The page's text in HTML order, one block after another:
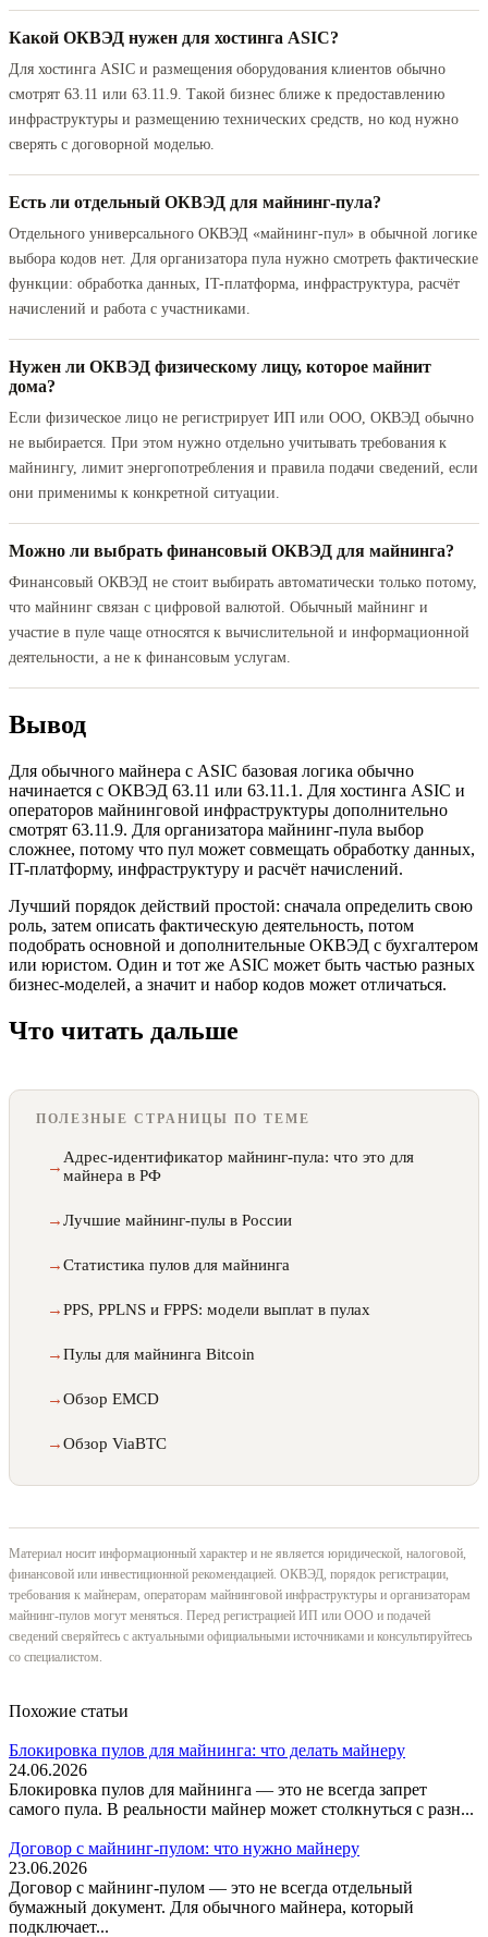
Какой ОКВЭД нужен для хостинга ASIC?
Для хостинга ASIC и размещения оборудования клиентов обычно
смотрят 63.11 или 63.11.9. Такой бизнес ближе к предоставлению
инфраструктуры и размещению технических средств, но код нужно
сверять с договорной моделью.
Есть ли отдельный ОКВЭД для майнинг-пула?
Отдельного универсального ОКВЭД «майнинг-пул» в обычной логике
выбора кодов нет. Для организатора пула нужно смотреть фактические
функции: обработка данных, IT-платформа, инфраструктура, расчёт
начислений и работа с участниками.
Нужен ли ОКВЭД физическому лицу, которое майнит
дома?
Если физическое лицо не регистрирует ИП или ООО, ОКВЭД обычно
не выбирается. При этом нужно отдельно учитывать требования к
майнингу, лимит энергопотребления и правила подачи сведений, если
они применимы к конкретной ситуации.
Можно ли выбрать финансовый ОКВЭД для майнинга?
Финансовый ОКВЭД не стоит выбирать автоматически только потому,
что майнинг связан с цифровой валютой. Обычный майнинг и
участие в пуле чаще относятся к вычислительной и информационной
деятельности, а не к финансовым услугам.
Вывод
Для обычного майнера с ASIC базовая логика обычно
начинается с ОКВЭД 63.11 или 63.11.1. Для хостинга ASIC и
операторов майнинговой инфраструктуры дополнительно
смотрят 63.11.9. Для организатора майнинг-пула выбор
сложнее, потому что пул может совмещать обработку данных,
IT-платформу, инфраструктуру и расчёт начислений.
Лучший порядок действий простой: сначала определить свою
роль, затем описать фактическую деятельность, потом
подобрать основной и дополнительные ОКВЭД с бухгалтером
или юристом. Один и тот же ASIC может быть частью разных
бизнес-моделей, а значит и набор кодов может отличаться.
Что читать дальше
ПОЛЕЗНЫЕ СТРАНИЦЫ ПО ТЕМЕ
Адрес-идентификатор майнинг-пула: что это для
майнера в РФ
Лучшие майнинг-пулы в России
Статистика пулов для майнинга
PPS, PPLNS и FPPS: модели выплат в пулах
Пулы для майнинга Bitcoin
Обзор EMCD
Обзор ViaBTC
Материал носит информационный характер и не является юридической, налоговой,
финансовой или инвестиционной рекомендацией. ОКВЭД, порядок регистрации,
требования к майнерам, операторам майнинговой инфраструктуры и организаторам
майнинг-пулов могут меняться. Перед регистрацией ИП или ООО и подачей
сведений сверяйтесь с актуальными официальными источниками и консультируйтесь
со специалистом.
Похожие статьи
Блокировка пулов для майнинга: что делать майнеру
24.06.2026
Блокировка пулов для майнинга — это не всегда запрет
самого пула. В реальности майнер может столкнуться с разн...
Договор с майнинг-пулом: что нужно майнеру
23.06.2026
Договор с майнинг-пулом — это не всегда отдельный
бумажный документ. Для обычного майнера, который
подключает...